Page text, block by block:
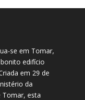
se em Tomar,
edifício
em 29 de
da
Tomar, esta